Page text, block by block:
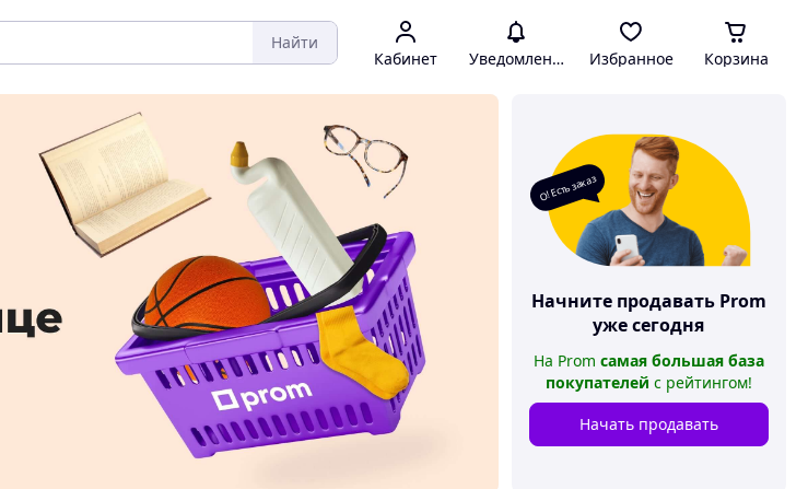
Найти
Кабинет Уведомления Избранное Корзина
О! Есть заказ
Начните продавать Prom
уже сегодня
На Prom самая большая база
покупателей с рейтингом!
Начать продавать